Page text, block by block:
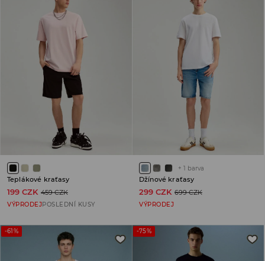
Teplákové kraťasy
199 CZK 459 CZK
VÝPRODEJPOSLEDNÍ KUSY
+ 1 barva
Džínové kraťasy
299 CZK 699 CZK
VÝPRODEJ
-61% -75%